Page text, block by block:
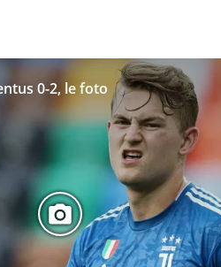
0-2, le foto